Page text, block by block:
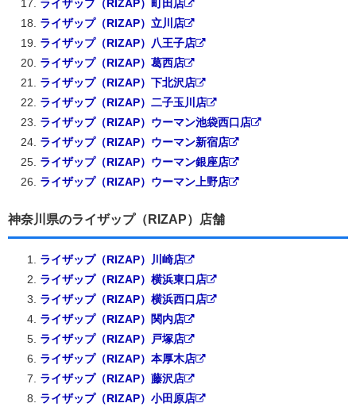
ライザップ（RIZAP）町田店
ライザップ（RIZAP）立川店
ライザップ（RIZAP）八王子店
ライザップ（RIZAP）葛西店
ライザップ（RIZAP）下北沢店
ライザップ（RIZAP）二子玉川店
ライザップ（RIZAP）ウーマン池袋西口店
ライザップ（RIZAP）ウーマン新宿店
ライザップ（RIZAP）ウーマン銀座店
ライザップ（RIZAP）ウーマン上野店
神奈川県のライザップ（RIZAP）店舗
ライザップ（RIZAP）川崎店
ライザップ（RIZAP）横浜東口店
ライザップ（RIZAP）横浜西口店
ライザップ（RIZAP）関内店
ライザップ（RIZAP）戸塚店
ライザップ（RIZAP）本厚木店
ライザップ（RIZAP）藤沢店
ライザップ（RIZAP）小田原店